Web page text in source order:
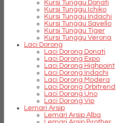
Kursi Tunggu Donati
Kursi Tunggu Ichiko
Kursi Tunggu Indachi
Kursi Tunggu Savello
Kursi Tunggu Tiger
Kursi Tunggu Verona
Laci Dorong
Laci Dorong Donati
Laci Dorong Expo
Laci Dorong Highpoint
Laci Dorong Indachi
Laci Dorong Modera
Laci Dorong Orbitrend
Laci Dorong Uno
Laci Dorong Vip
Lemari Arsip
Lemari Arsip Alba